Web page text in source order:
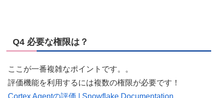
Q4 必要な権限は？
ここが一番複雑なポイントです。。
評価機能を利用するには複数の権限が必要です！